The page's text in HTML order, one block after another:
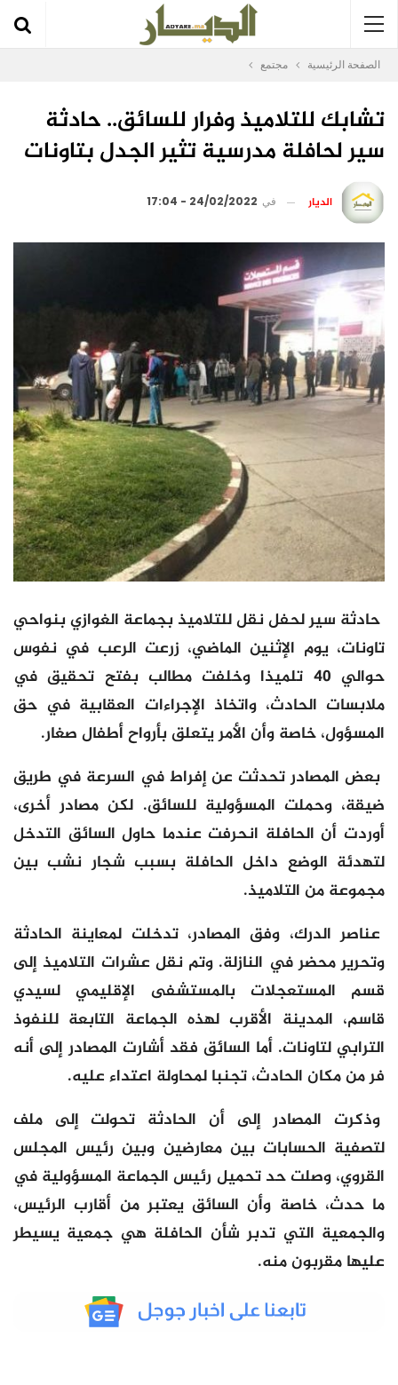
الصفحة الرئيسية مجتمع
تشابك للتلاميذ وفرار للسائق.. حادثة
سير لحافلة مدرسية تثير الجدل بتاونات
الديار في 24/02/2022 - 17:04
حادثة سير لحفل نقل للتلاميذ بجماعة الغوازي بنواحي
تاونات، يوم الإثنين الماضي، زرعت الرعب في نفوس
حوالي 40 تلميذا وخلفت مطالب بفتح تحقيق في
ملابسات الحادث، واتخاذ الإجراءات العقابية في حق
المسؤول، خاصة وأن الأمر يتعلق بأرواح أطفال صغار.
بعض المصادر تحدثت عن إفراط في السرعة في طريق
ضيقة، وحملت المسؤولية للسائق. لكن مصادر أخرى،
أوردت أن الحافلة انحرفت عندما حاول السائق التدخل
لتهدئة الوضع داخل الحافلة بسبب شجار نشب بين
مجموعة من التلاميذ.
عناصر الدرك، وفق المصادر، تدخلت لمعاينة الحادثة
وتحرير محضر في النازلة. وتم نقل عشرات التلاميذ إلى
قسم المستعجلات بالمستشفى الإقليمي لسيدي
قاسم، المدينة الأقرب لهذه الجماعة التابعة للنفوذ
الترابي لتاونات. أما السائق فقد أشارت المصادر إلى أنه
فر من مكان الحادث، تجنبا لمحاولة اعتداء عليه.
وذكرت المصادر إلى أن الحادثة تحولت إلى ملف
لتصفية الحسابات بين معارضين وبين رئيس المجلس
القروي، وصلت حد تحميل رئيس الجماعة المسؤولية في
ما حدث، خاصة وأن السائق يعتبر من أقارب الرئيس،
والجمعية التي تدبر شأن الحافلة هي جمعية يسيطر
عليها مقربون منه.